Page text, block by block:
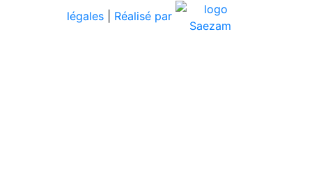
légales
Réalisé par